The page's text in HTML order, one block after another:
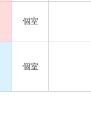
個室
個室